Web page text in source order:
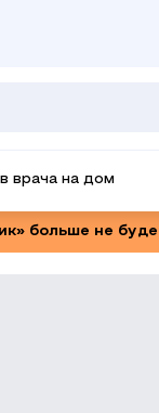
врача на дом
больше не